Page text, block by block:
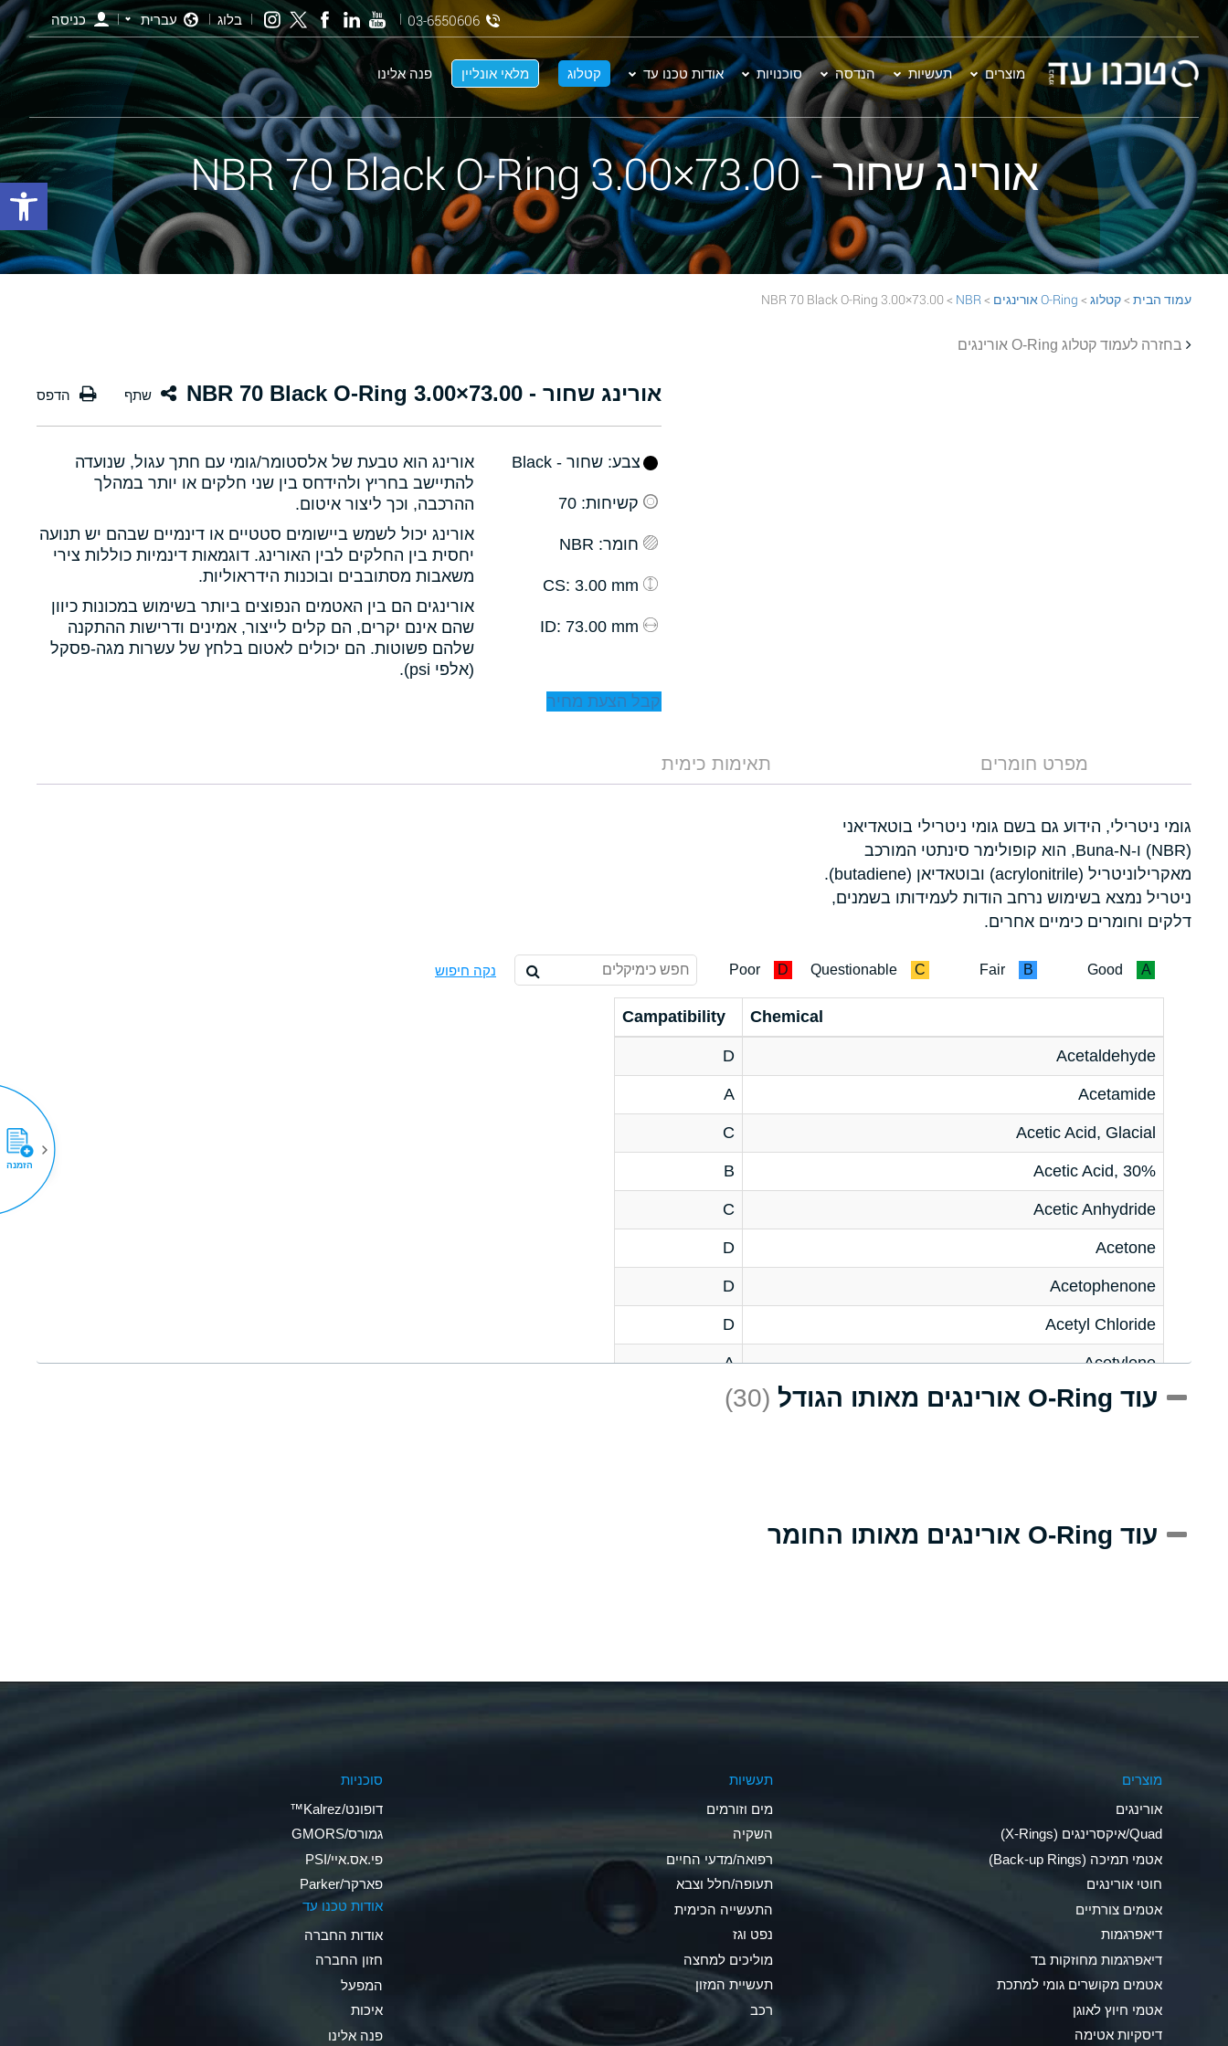
מוצרים תעשיות הנדסה סוכנויות אודות טכנו עד קטלוג מלאי אונליין פנה אלינו
03-6550606 בלוג עברית כניסה
אורינג שחור - 73.00×3.00 NBR 70 Black O-Ring
עמוד הבית >קטלוג > O-Ring אורינגים >
NBR
> 73.00×3.00 NBR 70 Black O-Ring
בחזרה לעמוד קטלוג O-Ring אורינגים
אורינג שחור - 73.00×3.00 NBR 70 Black O-Ring
אורינג הוא טבעת של אלסטומר/גומי עם חתך עגול, שנועדה
להתיישב בחריץ ולהידחס בין שני חלקים או יותר במהלך
ההרכבה, וכך ליצור איטום.
אורינג יכול לשמש ביישומים סטטיים או דינמיים שבהם יש תנועה
יחסית בין החלקים לבין האורינג. דוגמאות דינמיות כוללות צירי
משאבות מסתובבים ובוכנות הידראוליות.
אורינגים הם בין האטמים הנפוצים ביותר בשימוש במכונות כיוון
שהם אינם יקרים, הם קלים לייצור, אמינים ודרישות ההתקנה
שלהם פשוטות. הם יכולים לאטום בלחץ של עשרות מגה-פסקל
(אלפי psi).
צבע: שחור - Black
קשיחות: 70
חומר: NBR
: 3.00 mm
: 73.00 mm
קבל הצעת מחיר
מפרט חומרים תאימות כימית
גומי ניטרילי, הידוע גם בשם גומי ניטרילי בוטאדיאני
(NBR) ו-Buna-N, הוא קופולימר סינתטי המורכב
מאקרילוניטריל (acrylonitrile) ובוטאדיאן (butadiene).
ניטריל נמצא בשימוש נרחב הודות לעמידותו בשמנים,
דלקים וחומרים כימיים אחרים.
A
Good
B
Fair
C
Questionable
D
Poor נקה חיפוש
Chemical
Campatibility
Acetaldehyde
D
Acetamide
A
Acetic Acid, Glacial
C
Acetic Acid, 30%
B
Acetic Anhydride
C
Acetone
D
Acetophenone
D
Acetyl Chloride
D
Acetylene
A
Acrlylonitrile
D
Aluminum Acetate (Aqueous)
Ammonia Anhydrous
B
Ammonia Gas (hot)
D
Ammonium Carbonate (Aqueous)
Ammonium Chloride (Aqueous)
A
Ammonium Hydroxide (conc.)
D
Ammonium Nitrate (Aqueous)
עוד O-Ring אורינגים מאותו הגודל (30)
עוד O-Ring אורינגים מאותו החומר
מוצרים
אורינגים
Quad/איקסרינגים (X-Rings)
אטמי תמיכה (Back-up Rings)
חוטי אורינגים
אטמים צורתיים
דיאפרגמות
דיאפרגמות מחוזקות בד
אטמים מקושרים גומי למתכת
אטמי חיוץ לאוגן
דיסקיות אטימה
תעשיות
מים וזורמים
השקיה
רפואה/מדעי החיים
תעופה/חלל וצבא
התעשייה הכימית
נפט וגז
מוליכים למחצה
תעשיית המזון
רכב
סוכניות
דופונט/Kalrez™
גמורס/GMORS
פי.אס.איי/PSI
פארקר/Parker
אודות טכנו עד
אודות החברה
חזון החברה
המפעל
איכות
פנה אלינו
הזמנה
פתח